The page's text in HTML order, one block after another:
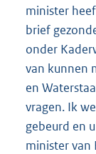
minister
brief
onder
van kunnen
en
vragen. Ik
gebeurd en
minister van